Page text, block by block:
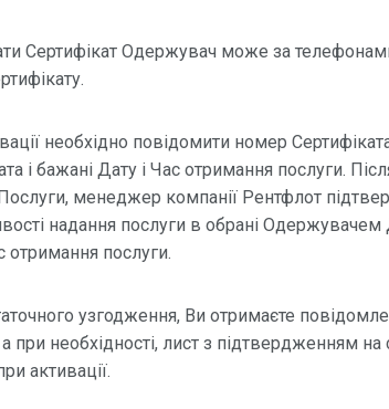
Сертифікат Одержувач може за
необхідно повідомити номер
і бажані Дату і Час отримання послуги.
менеджер компанії Рентфлот
надання послуги в обрані Одержувачем
отримання послуги.
узгодження, Ви отримаєте
при необхідності, лист з підтвердженням
активації.